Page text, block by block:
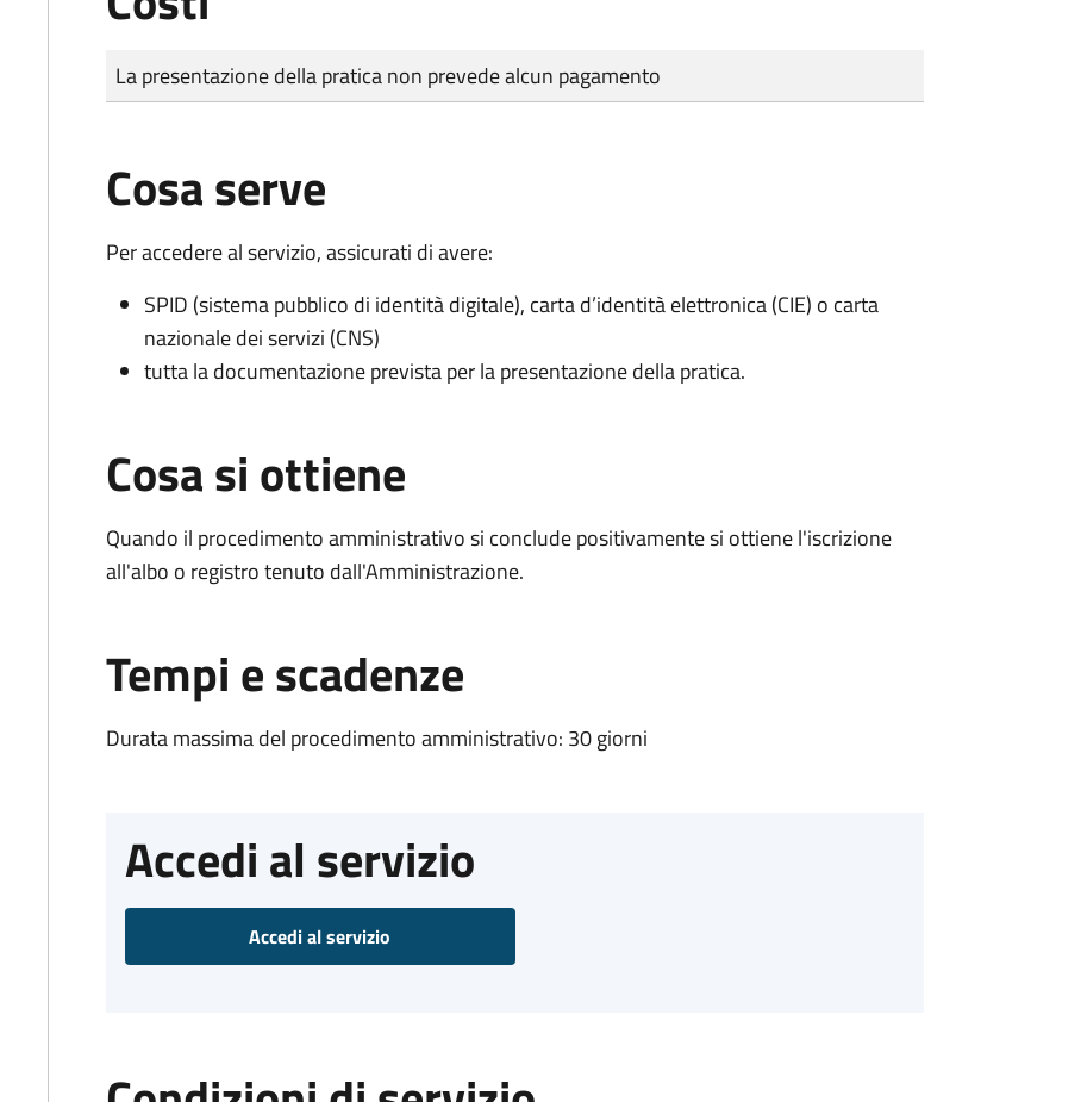
Tipo di pagamento
Importo
La presentazione della pratica non prevede alcun pagamento
Cosa serve
Per accedere al servizio, assicurati di avere:
SPID (sistema pubblico di identità digitale), carta d’identità elettronica (CIE) o carta
nazionale dei servizi (CNS)
tutta la documentazione prevista per la presentazione della pratica.
Cosa si ottiene
Quando il procedimento amministrativo si conclude positivamente si ottiene l'iscrizione
all'albo o registro tenuto dall'Amministrazione.
Tempi e scadenze
Durata massima del procedimento amministrativo: 30 giorni
Accedi al servizio
Accedi al servizio